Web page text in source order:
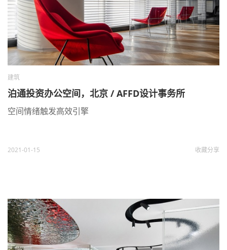
建筑
泊通投资办公空间，北京 / AFFD设计事务所
空间情绪触发高效引擎
2021-01-15 收藏分享